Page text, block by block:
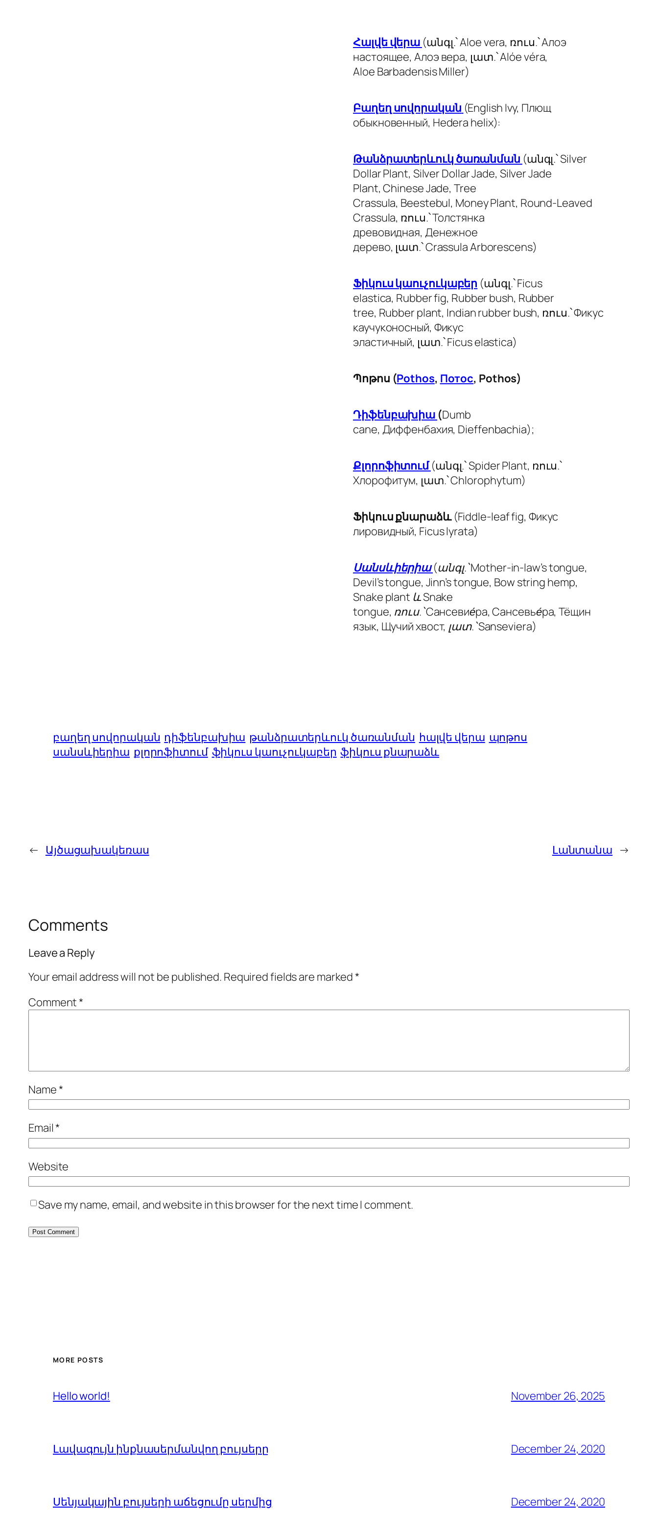
Հալվե վերա (անգլ.՝ Aloe vera, ռուս.՝ Алоэ
настоящее, Алоэ вера, լատ.՝ Alóe véra,
Aloe Barbadensis Miller)
Բաղեղ սովորական (English Ivy, Плющ
обыкновенный, Hedera helix):
Թանձրատերևուկ ծառանման (անգլ.՝ Silver
Dollar Plant, Silver Dollar Jade, Silver Jade
Plant, Chinese Jade, Tree
Crassula, Beestebul, Money Plant, Round-Leaved
Crassula, ռուս.՝ Толстянка
древовидная, Денежное
дерево, լատ.՝ Crassula Arborescens)
Ֆիկուս կաուչուկաբեր (անգլ.՝ Ficus
elastica, Rubber fig, Rubber bush, Rubber
tree, Rubber plant, Indian rubber bush, ռուս.՝ Фикус
каучуконосный, Фикус
эластичный, լատ.՝Ficus elastica)
Պոթոս (Pothos, Потос, Pothos)
Դիֆենբախիա (Dumb
cane, Диффенбахия, Dieffenbachia);
Քլորոֆիտում (անգլ.՝ Spider Plant, ռուս.՝
Хлорофитум, լատ.՝ Chlorophytum)
Ֆիկուս քնարաձև(Fiddle-leaf fig, Фикус
лировидный, Ficus lyrata)
Սանսևիերիա (անգլ.՝ Mother-in-law’s tongue,
Devil’s tongue, Jinn’s tongue, Bow string hemp,
Snake plant և Snake
tongue, ռուս.՝ Сансевие́ра, Сансевье́ра, Тёщин
язык, Щучий хвост, լատ.՝ Sanseviera)
բաղեղ սովորական դիֆենբախիա թանձրատերևուկ ծառանման հալվե վերա պոթոս
սանսևիերիա քլորոֆիտում ֆիկուս կաուչուկաբեր ֆիկուս քնարաձև
← Այծացախակեռաս Լանտանա →
Comments
Leave a Reply
Your email address will not be published. Required fields are marked*
Comment*
Name*
Email*
Website
Save my name, email, and website in this browser for the next time I comment.
MORE POSTS
Hello world! November 26, 2025
Լավագույն ինքնասերմանվող բույսերը December 24, 2020
Սենյակային բույսերի աճեցումը սերմից December 24, 2020